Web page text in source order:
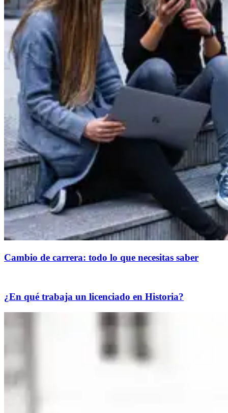
Cambio de carrera: todo lo que necesitas saber
¿En qué trabaja un licenciado en Historia?